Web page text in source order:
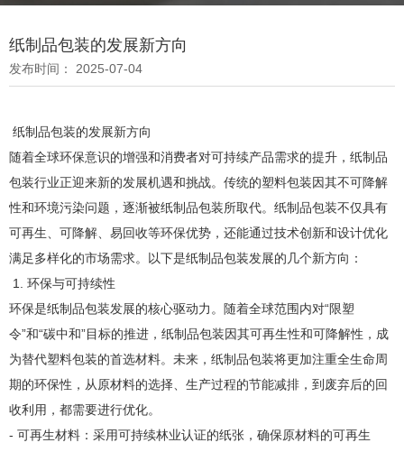
一件起订、源头厂家、精准交货
135-7354-8183
152-7557-0890
纸制品包装的发展新方向
发布时间： 2025-07-04
纸制品包装的发展新方向
随着全球环保意识的增强和消费者对可持续产品需求的提升，纸制品
包装行业正迎来新的发展机遇和挑战。传统的塑料包装因其不可降解
性和环境污染问题，逐渐被纸制品包装所取代。纸制品包装不仅具有
可再生、可降解、易回收等环保优势，还能通过技术创新和设计优化
满足多样化的市场需求。以下是纸制品包装发展的几个新方向：
1. 环保与可持续性
环保是纸制品包装发展的核心驱动力。随着全球范围内对“限塑
令”和“碳中和”目标的推进，纸制品包装因其可再生性和可降解性，成
为替代塑料包装的首选材料。未来，纸制品包装将更加注重全生命周
期的环保性，从原材料的选择、生产过程的节能减排，到废弃后的回
收利用，都需要进行优化。
- 可再生材料：采用可持续林业认证的纸张，确保原材料的可再生